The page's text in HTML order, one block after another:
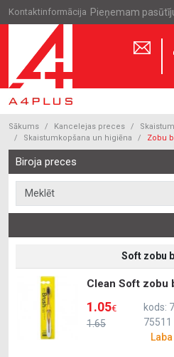
Kontaktinformācija Pieņemam
Sākums Kancelejas preces
Skaistumkopšana un higiēna
Zobu
Biroja preces
Soft zobu
Clean Soft zobu
1.65
1.05€
kods:
75511